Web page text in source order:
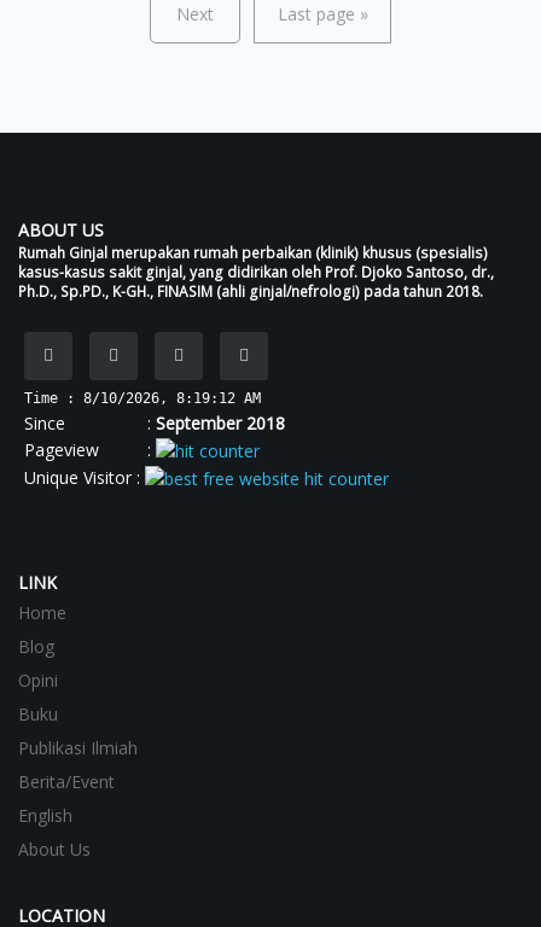
Next Last page »
ABOUT US
Rumah Ginjal merupakan rumah perbaikan (klinik) khusus (spesialis)
kasus-kasus sakit ginjal, yang didirikan oleh Prof. Djoko Santoso, dr.,
Ph.D., Sp.PD., K-GH., FINASIM (ahli ginjal/nefrologi) pada tahun 2018.
Time : 8/10/2026, 8:19:12 AM
Since : September 2018
Pageview :
Unique Visitor :
LINK
Home
Blog
Opini
Buku
Publikasi Ilmiah
Berita/Event
English
About Us
LOCATION